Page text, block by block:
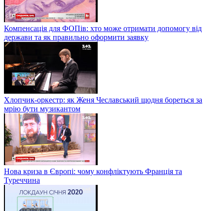
Компенсація для ФОПів: хто може отримати допомогу від
держави та як правильно оформити заявку
Хлопчик-оркестр: як Женя Чеславський щодня бореться за
мрію бути музикантом
Нова криза в Європі: чому конфліктують Франція та
Туреччина